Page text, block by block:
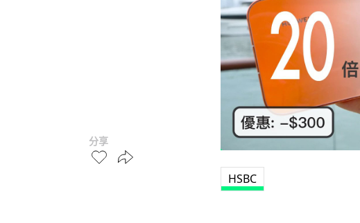
分享
HSBC